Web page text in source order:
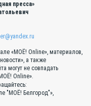
пресса»
«МОЁ! Online», материалов,
а также
могут не совпадать
Online».
"МОЁ! Белгород"»,